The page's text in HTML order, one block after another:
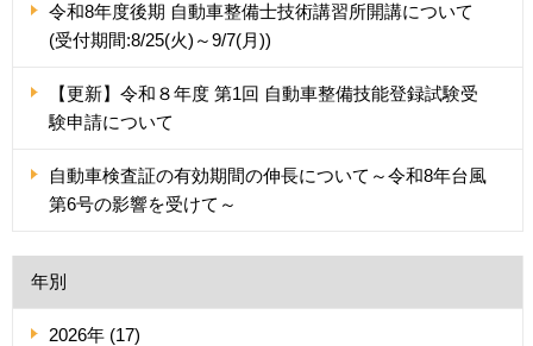
令和8年度後期 自動車整備士技術講習所開講について
(受付期間:8/25(火)～9/7(月))
【更新】令和８年度 第1回 自動車整備技能登録試験受
験申請について
自動車検査証の有効期間の伸長について～令和8年台風
第6号の影響を受けて～
年別
2026年 (17)